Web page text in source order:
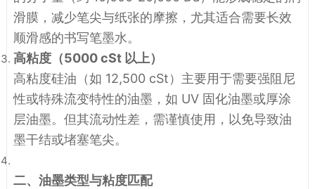
滑膜，减少笔尖与纸张的摩擦，尤其适合需要长效
顺滑感的书写笔墨水。
高粘度（5000 cSt 以上）
高粘度硅油（如 12,500 cSt）主要用于需要强阻尼
性或特殊流变特性的油墨，如 UV 固化油墨或厚涂
层油墨。但其流动性差，需谨慎使用，以免导致油
墨干结或堵塞笔尖。
二、油墨类型与粘度匹配